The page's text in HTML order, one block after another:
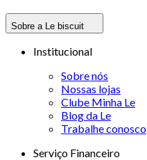
Sobre a Le biscuit
Institucional
Sobre nós
Nossas lojas
Clube Minha Le
Blog da Le
Trabalhe conosco
Serviço Financeiro